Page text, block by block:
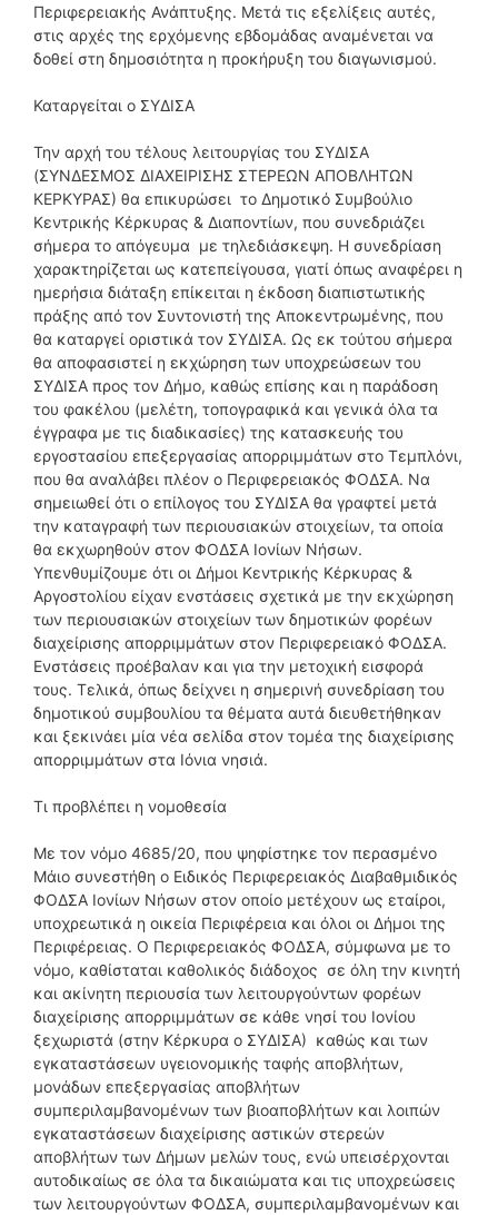
Περιφερειακής Ανάπτυξης. Μετά τις εξελίξεις αυτές,
στις αρχές της ερχόμενης εβδομάδας αναμένεται να
δοθεί στη δημοσιότητα η προκήρυξη του διαγωνισμού.
Καταργείται ο ΣΥΔΙΣΑ
Την αρχή του τέλους λειτουργίας του ΣΥΔΙΣΑ
(ΣΥΝΔΕΣΜΟΣ ΔΙΑΧΕΙΡΙΣΗΣ ΣΤΕΡΕΩΝ ΑΠΟΒΛΗΤΩΝ
ΚΕΡΚΥΡΑΣ) θα επικυρώσει το Δημοτικό Συμβούλιο
Κεντρικής Κέρκυρας & Διαποντίων, που συνεδριάζει
σήμερα το απόγευμα με τηλεδιάσκεψη. Η συνεδρίαση
χαρακτηρίζεται ως κατεπείγουσα, γιατί όπως αναφέρει η
ημερήσια διάταξη επίκειται η έκδοση διαπιστωτικής
πράξης από τον Συντονιστή της Αποκεντρωμένης, που
θα καταργεί οριστικά τον ΣΥΔΙΣΑ. Ως εκ τούτου σήμερα
θα αποφασιστεί η εκχώρηση των υποχρεώσεων του
ΣΥΔΙΣΑ προς τον Δήμο, καθώς επίσης και η παράδοση
του φακέλου (μελέτη, τοπογραφικά και γενικά όλα τα
έγγραφα με τις διαδικασίες) της κατασκευής του
εργοστασίου επεξεργασίας απορριμμάτων στο Τεμπλόνι,
που θα αναλάβει πλέον ο Περιφερειακός ΦΟΔΣΑ. Να
σημειωθεί ότι ο επίλογος του ΣΥΔΙΣΑ θα γραφτεί μετά
την καταγραφή των περιουσιακών στοιχείων, τα οποία
θα εκχωρηθούν στον ΦΟΔΣΑ Ιονίων Νήσων.
Υπενθυμίζουμε ότι οι Δήμοι Κεντρικής Κέρκυρας &
Αργοστολίου είχαν ενστάσεις σχετικά με την εκχώρηση
των περιουσιακών στοιχείων των δημοτικών φορέων
διαχείρισης απορριμμάτων στον Περιφερειακό ΦΟΔΣΑ.
Ενστάσεις προέβαλαν και για την μετοχική εισφορά
τους. Τελικά, όπως δείχνει η σημερινή συνεδρίαση του
δημοτικού συμβουλίου τα θέματα αυτά διευθετήθηκαν
και ξεκινάει μία νέα σελίδα στον τομέα της διαχείρισης
απορριμμάτων στα Ιόνια νησιά.
Τι προβλέπει η νομοθεσία
Με τον νόμο 4685/20, που ψηφίστηκε τον περασμένο
Μάιο συνεστήθη ο Ειδικός Περιφερειακός Διαβαθμιδικός
ΦΟΔΣΑ Ιονίων Νήσων στον οποίο μετέχουν ως εταίροι,
υποχρεωτικά η οικεία Περιφέρεια και όλοι οι Δήμοι της
Περιφέρειας. Ο Περιφερειακός ΦΟΔΣΑ, σύμφωνα με το
νόμο, καθίσταται καθολικός διάδοχος σε όλη την κινητή
και ακίνητη περιουσία των λειτουργούντων φορέων
διαχείρισης απορριμμάτων σε κάθε νησί του Ιονίου
ξεχωριστά (στην Κέρκυρα ο ΣΥΔΙΣΑ) καθώς και των
εγκαταστάσεων υγειονομικής ταφής αποβλήτων,
μονάδων επεξεργασίας αποβλήτων
συμπεριλαμβανομένων των βιοαποβλήτων και λοιπών
εγκαταστάσεων διαχείρισης αστικών στερεών
αποβλήτων των Δήμων μελών τους, ενώ υπεισέρχονται
αυτοδικαίως σε όλα τα δικαιώματα και τις υποχρεώσεις
των λειτουργούντων ΦΟΔΣΑ, συμπεριλαμβανομένων και